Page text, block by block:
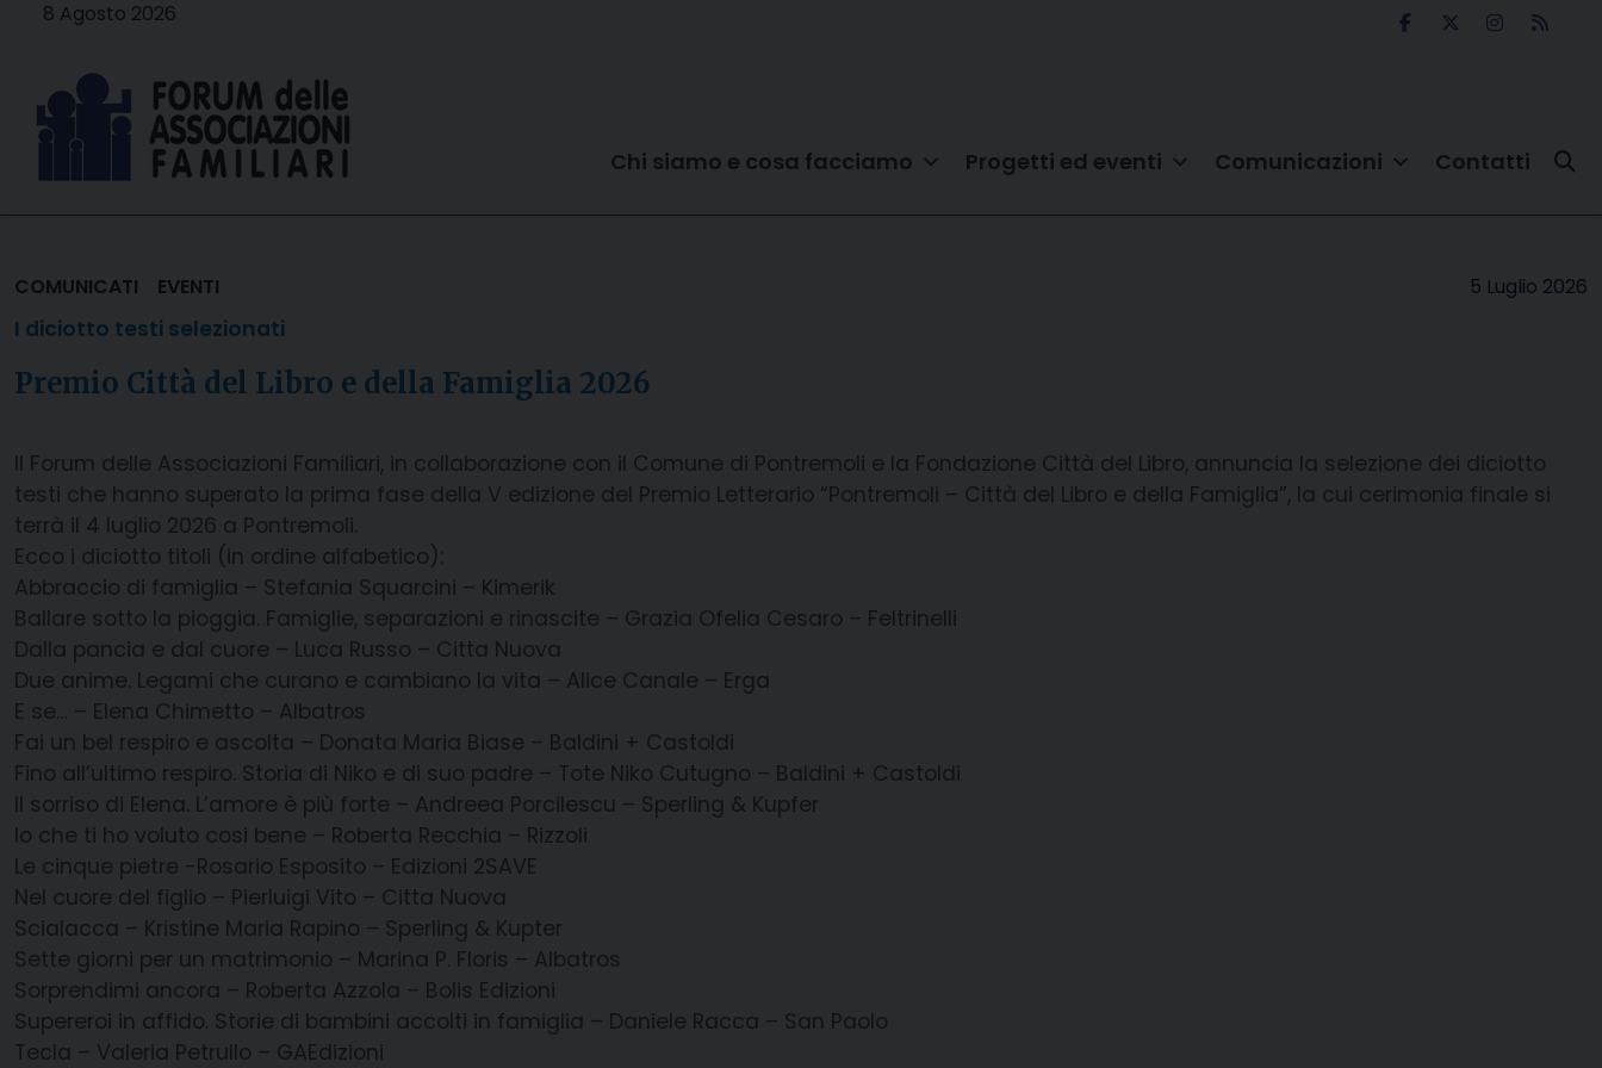
8 Agosto 2026
Chi siamo e cosa facciamo Progetti ed eventi Comunicazioni Contatti
5 Luglio 2026
COMUNICATI EVENTI
I diciotto testi selezionati
Premio Città del Libro e della Famiglia 2026
Il Forum delle Associazioni Familiari, in collaborazione con il Comune di Pontremoli e la Fondazione Città del Libro, annuncia la selezione dei diciotto
testi che hanno superato la prima fase della V edizione del Premio Letterario “Pontremoli – Città del Libro e della Famiglia”, la cui cerimonia finale si
terrà il 4 luglio 2026 a Pontremoli.
Ecco i diciotto titoli (in ordine alfabetico):
Abbraccio di famiglia – Stefania Squarcini – Kimerik
Ballare sotto la pioggia. Famiglie, separazioni e rinascite – Grazia Ofelia Cesaro – Feltrinelli
Dalla pancia e dal cuore – Luca Russo – Citta Nuova
Due anime. Legami che curano e cambiano la vita – Alice Canale – Erga
E se… – Elena Chimetto – Albatros
Fai un bel respiro e ascolta – Donata Maria Biase – Baldini + Castoldi
Fino all’ultimo respiro. Storia di Niko e di suo padre – Tote Niko Cutugno – Baldini + Castoldi
Il sorriso di Elena. L’amore è più forte – Andreea Porcilescu – Sperling & Kupfer
lo che ti ho voluto cosi bene – Roberta Recchia – Rizzoli
Le cinque pietre -Rosario Esposito – Edizioni 2SAVE
Nel cuore del figlio – Pierluigi Vito – Citta Nuova
Scialacca – Kristine Maria Rapino – Sperling & Kupter
Sette giorni per un matrimonio – Marina P. Floris – Albatros
Sorprendimi ancora – Roberta Azzola – Bolis Edizioni
Supereroi in affido. Storie di bambini accolti in famiglia – Daniele Racca – San Paolo
Tecla – Valeria Petrullo – GAEdizioni